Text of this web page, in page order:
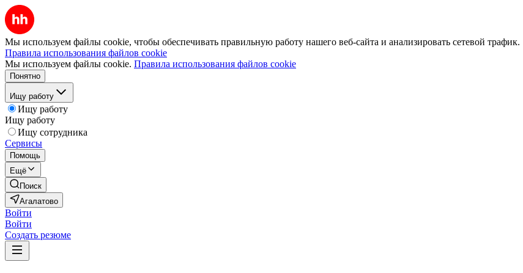
Мы используем файлы cookie, чтобы обеспечивать правильную работу нашего веб-сайта и анализировать сетевой трафик.
Правила использования файлов cookie
Мы используем файлы cookie. Правила использования файлов cookie
Понятно
Ищу работу
Ищу работу
Ищу работу
Ищу сотрудника
Сервисы
Помощь
Ещё
Поиск
Агалатово
Войти
Войти
Создать резюме